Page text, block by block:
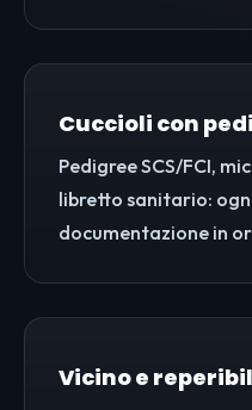
Cuccioli con
Pedigree SCS/FCI,
libretto sanitario:
documentazione in
Vicino e